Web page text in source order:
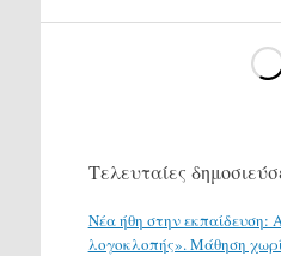
Τελευταίες
Νέα ήθη στην εκπαίδευση:
λογοκλοπής». Μάθηση